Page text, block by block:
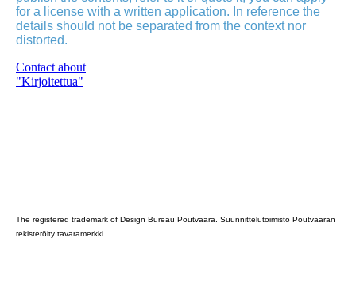
for a license with a written application. In reference the
details should not be separated from the context nor
distorted.
Contact about
"Kirjoitettua"
The registered trademark of Design Bureau Poutvaara. Suunnittelutoimisto Poutvaaran
rekisteröity tavaramerkki.